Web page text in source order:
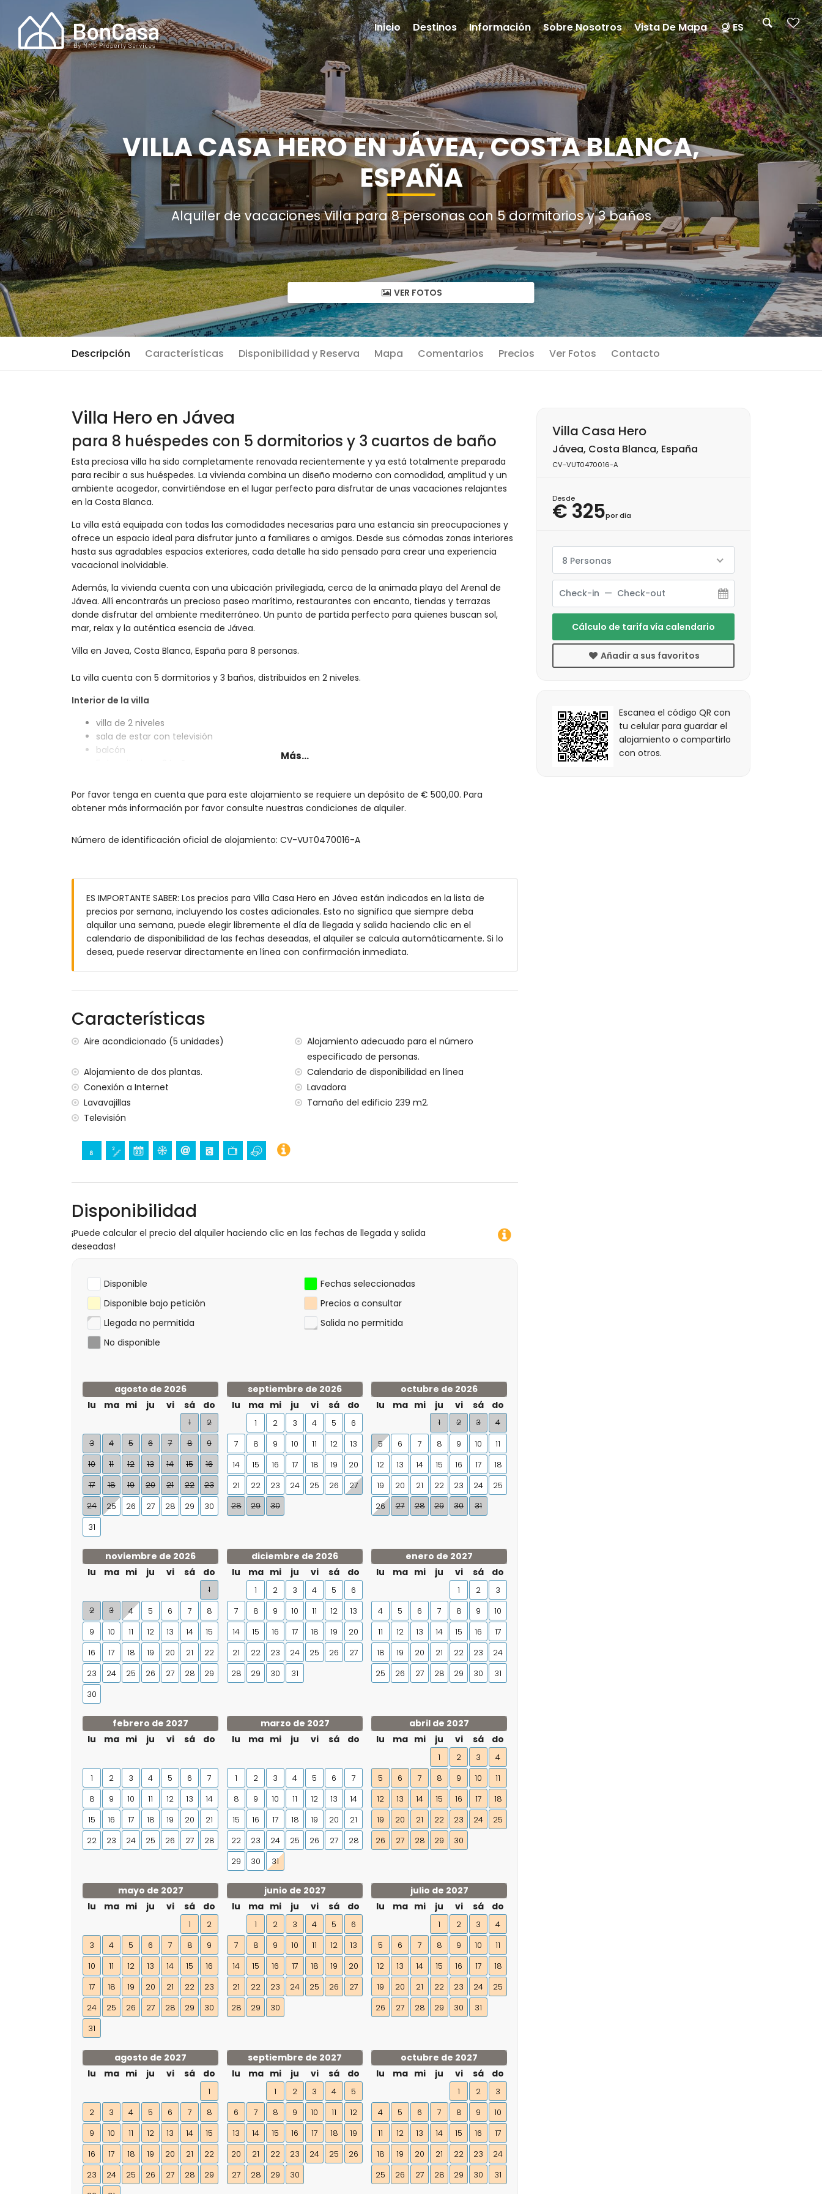
VILLA CASA HERO EN JÁVEA, COSTA BLANCA,
ESPAÑA
Alquiler de vacaciones Villa para 8 personas con 5 dormitorios y 3 baños
VER FOTOS
Descripción Características Disponibilidad y Reserva Mapa Comentarios Precios Ver Fotos Contacto
Villa Hero en Jávea
para 8 huéspedes con 5 dormitorios y 3 cuartos de baño
Esta preciosa villa ha sido completamente renovada recientemente y ya está totalmente preparada
para recibir a sus huéspedes. La vivienda combina un diseño moderno con comodidad, amplitud y un
ambiente acogedor, convirtiéndose en el lugar perfecto para disfrutar de unas vacaciones relajantes
en la Costa Blanca.
La villa está equipada con todas las comodidades necesarias para una estancia sin preocupaciones y
ofrece un espacio ideal para disfrutar junto a familiares o amigos. Desde sus cómodas zonas interiores
hasta sus agradables espacios exteriores, cada detalle ha sido pensado para crear una experiencia
vacacional inolvidable.
Además, la vivienda cuenta con una ubicación privilegiada, cerca de la animada playa del Arenal de
Jávea. Allí encontrarás un precioso paseo marítimo, restaurantes con encanto, tiendas y terrazas
donde disfrutar del ambiente mediterráneo. Un punto de partida perfecto para quienes buscan sol,
mar, relax y la auténtica esencia de Jávea.
Villa en Javea, Costa Blanca, España para 8 personas.
La villa cuenta con 5 dormitorios y 3 baños, distribuidos en 2 niveles.
Interior de la villa
villa de 2 niveles
sala de estar con televisión
balcón
Cocina
Dormitorios y baños
dormitorio con aire acondicionado y cama king size (que mide 200 por 180cm)
2 dormitorios, cada uno con cama king size (que mide 200 por 180cm)
dormitorio con aire acondicionado y cama king size (que mide 210 por 180cm)
baño en suite con inodoro
baño adicional
baño con inodoro
Más información
no se permiten mascotas
Instalaciones y servicios incluidos en el precio de alquiler de la villa
Instalaciones y servicios con cargo adicional
con aire acondicionado
Más...
Por favor tenga en cuenta que para este alojamiento se requiere un depósito de € 500,00. Para
obtener más información por favor consulte nuestras condiciones de alquiler.
Número de identificación oficial de alojamiento: CV-VUT0470016-A
ES IMPORTANTE SABER: Los precios para Villa Casa Hero en Jávea están indicados en la lista de
precios por semana, incluyendo los costes adicionales. Esto no significa que siempre deba
alquilar una semana, puede elegir libremente el día de llegada y salida haciendo clic en el
calendario de disponibilidad de las fechas deseadas, el alquiler se calcula automáticamente. Si lo
desea, puede reservar directamente en línea con confirmación inmediata.
Características
Aire acondicionado (5 unidades)
Alojamiento adecuado para el número
especificado de personas.
Alojamiento de dos plantas.
Calendario de disponibilidad en línea
Conexión a Internet
Lavadora
Lavavajillas
Tamaño del edificio 239 m2.
Televisión
Disponibilidad
¡Puede calcular el precio del alquiler haciendo clic en las fechas de llegada y salida
deseadas!
Disponible
Fechas seleccionadas
Disponible bajo petición
Precios a consultar
Llegada no permitida
Salida no permitida
No disponible
agosto de 2026
lu
ma mi ju vi sá do
1
2
3
4 5 6 7 8
9
10
11 12 13 14 15
16
17
18 19 20 21 22
23
24
25 26 27 28 29
30
31
septiembre de 2026
lu
ma mi ju vi sá do
1 2 3 4 5
6
7
8 9 10 11 12
13
14
15 16 17 18 19
20
21
22 23 24 25 26
27
28
29 30
octubre de 2026
lu
ma mi ju vi sá do
1 2 3 4
5 6 7 8 9 10
11
12
13 14 15 16 17
18
19
20 21 22 23 24
25
26
27 28 29 30 31
noviembre de 2026
lu
ma mi ju vi sá do
1
2
3 4 5 6 7
8
9
10 11 12 13 14
15
16
17 18 19 20 21
22
23
24 25 26 27 28
29
30
diciembre de 2026
lu
ma mi ju vi sá do
1 2 3 4 5
6
7
8 9 10 11 12
13
14
15 16 17 18 19
20
21
22 23 24 25 26
27
28
29 30 31
enero de 2027
lu
ma mi ju vi sá do
1 2
3
4
5 6 7 8 9
10
11
12 13 14 15 16
17
18
19 20 21 22 23
24
25
26 27 28 29 30 31
febrero de 2027
lu
ma mi ju vi sá do
1 2 3 4 5 6
7
8
9 10 11 12 13
14
15
16 17 18 19 20
21
22
23 24 25 26 27 28
marzo de 2027
lu
ma mi ju vi sá do
1 2 3 4 5 6
7
8
9 10 11 12 13
14
15
16 17 18 19 20
21
22
23 24 25 26 27
28
29
30 31
abril de 2027
lu
ma mi ju vi sá do
1 2 3
4
5
6 7 8 9 10
11
12
13 14 15 16 17
18
19
20 21 22 23 24
25
26
27 28 29 30
mayo de 2027
lu
ma mi ju vi sá do
1
2
3
4 5 6 7 8
9
10
11 12 13 14 15
16
17
18 19 20 21 22
23
24
25 26 27 28 29
30
31
junio de 2027
lu
ma mi ju vi sá do
1 2 3 4 5
6
7
8 9 10 11 12
13
14
15 16 17 18 19
20
21
22 23 24 25 26
27
28
29 30
julio de 2027
lu
ma mi ju vi sá do
1 2 3
4
5
6 7 8 9 10
11
12
13 14 15 16 17
18
19
20 21 22 23 24
25
26
27 28 29 30 31
agosto de 2027
lu
ma mi ju vi sá do
1
2
3 4 5 6 7
8
9
10 11 12 13 14
15
16
17 18 19 20 21
22
23
24 25 26 27 28
29
septiembre de 2027
lu
ma mi ju vi sá do
1 2 3 4
5
6
7 8 9 10 11
12
13
14 15 16 17 18
19
20
21 22 23 24 25
26
27
28 29 30
octubre de 2027
lu
ma mi ju vi sá do
1 2
3
4
5 6 7 8 9
10
11
12 13 14 15 16
17
18
19 20 21 22 23
24
25
26 27 28 29 30 31
Villa Casa Hero
Jávea, Costa Blanca, España
CV-VUT0470016-A
Desde
€ 325por día
8 Personas
Cálculo de tarifa vía calendario
Añadir a sus favoritos
Escanea el código QR con
tu celular para guardar el
alojamiento o compartirlo
con otros.
Inicio Destinos Información Sobre Nosotros Vista De Mapa ES